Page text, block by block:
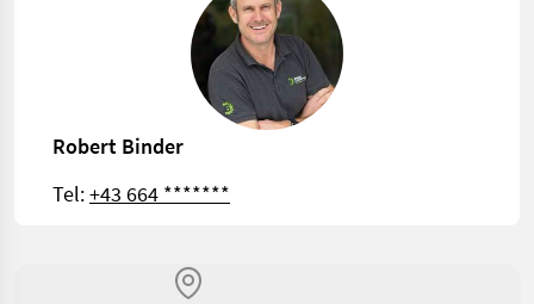
Robert Binder
Tel:+43 664 *******